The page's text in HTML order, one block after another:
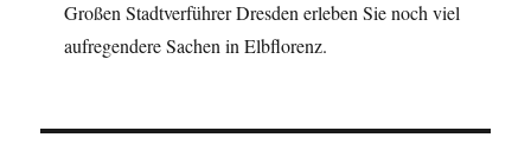
Großen Stadtverführer Dresden erleben Sie noch viel
aufregendere Sachen in Elbflorenz.